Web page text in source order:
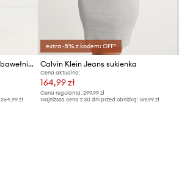
Calvin Klein Jeans sukienka bawełniana z elastanem
264,99 zł
extra -5% z kodem: OFF*
Calvin Klein Jeans sukienka
Cena aktualna:
164,99 zł
Cena regularna: 299,99 zł
Najniższa cena z 30 dni przed obniżką: 169,99 zł